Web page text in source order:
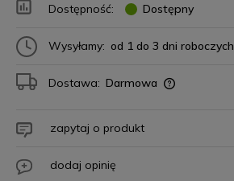
Dostępność: Dostępny
Wysyłamy: od 1 do 3 dni roboczych
Dostawa: Darmowa
zapytaj o produkt
dodaj opinię